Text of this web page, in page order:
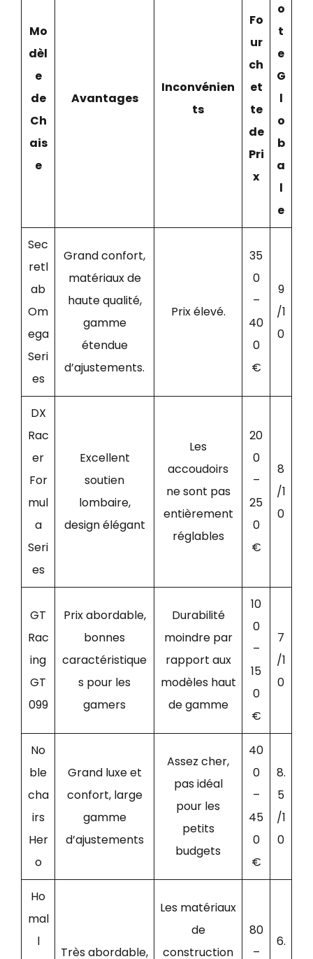
Mo
dèl
e
de
Ch
ais
e
Avantages
Inconvénien
ts
Fo
ur
ch
et
te
de
Pri
x
o
t
e
G
l
o
b
a
l
e
Sec
retl
ab
Om
ega
Seri
es
Grand confort,
matériaux de
haute qualité,
gamme
étendue
d’ajustements.
Prix élevé.
35
0
–
40
0
€
9
/1
0
DX
Rac
er
For
mul
a
Seri
es
Excellent
soutien
lombaire,
design élégant
Les
accoudoirs
ne sont pas
entièrement
réglables
20
0
–
25
0
€
8
/1
0
GT
Rac
ing
GT
099
Prix abordable,
bonnes
caractéristique
s pour les
gamers
Durabilité
moindre par
rapport aux
modèles haut
de gamme
10
0
–
15
0
€
7
/1
0
No
ble
cha
irs
Her
o
Grand luxe et
confort, large
gamme
d’ajustements
Assez cher,
pas idéal
pour les
petits
budgets
40
0
–
45
0
€
8.
5
/1
0
Ho
mal
l
Très abordable,
Les matériaux
de
construction
80
–
6.